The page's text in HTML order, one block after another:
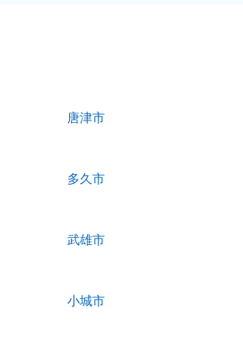
唐津市
多久市
武雄市
小城市